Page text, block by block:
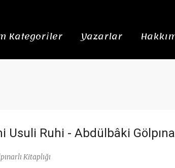
Kategoriler Yazarlar
Usuli Ruhi - Abdülbâki
Kitaplığı